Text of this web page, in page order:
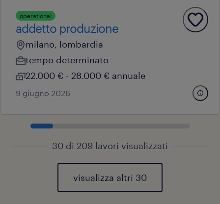
operational
addetto produzione
milano, lombardia
tempo determinato
22.000 € - 28.000 € annuale
9 giugno 2026
30 di 209 lavori visualizzati
visualizza altri 30